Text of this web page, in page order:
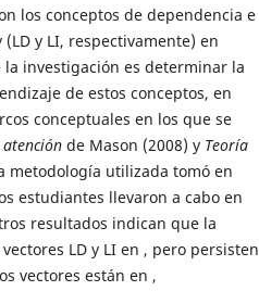
los conceptos de dependencia e
y LI, respectivamente) en
investigación es determinar la
de estos conceptos, en
conceptuales en los que se
atención de Mason (2008) y Teoría
metodología utilizada tomó en
estudiantes llevaron a cabo en
resultados indican que la
LD y LI en , pero persisten
vectores están en ,